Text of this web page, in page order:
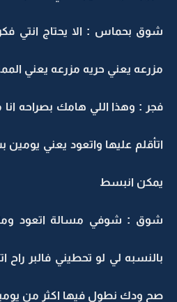
شوق بحماس : الا يحتاج انتي
مزرعه يعني حريه مزرعه يعني
فجر : وهذا اللي هامك بصراحه انا
اتأقلم عليها واتعود يعني
يمكن انبسط
شوق : شوفي مسالة اتعود
بالنسبه لي لو تحطيني فالبر
صح ودك نطول فيها اكثر من